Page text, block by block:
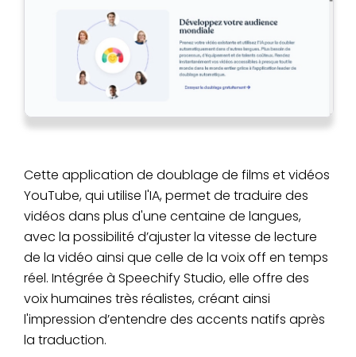
Cette application de doublage de films et vidéos
YouTube, qui utilise l'IA, permet de traduire des
vidéos dans plus d'une centaine de langues,
avec la possibilité d’ajuster la vitesse de lecture
de la vidéo ainsi que celle de la voix off en temps
réel. Intégrée à Speechify Studio, elle offre des
voix humaines très réalistes, créant ainsi
l'impression d’entendre des accents natifs après
la traduction.